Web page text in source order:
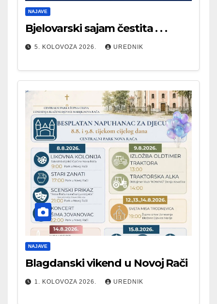
NAJAVE
Bjelovarski sajam čestita . . .
5. KOLOVOZA 2026. UREDNIK
NAJAVE
Blagdanski vikend u Novoj Rači
1. KOLOVOZA 2026. UREDNIK